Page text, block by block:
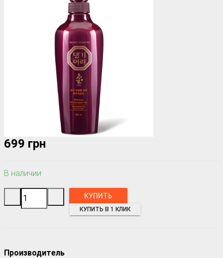
699 грн
В наличии
КУПИТЬ В 1 КЛИК
Производитель